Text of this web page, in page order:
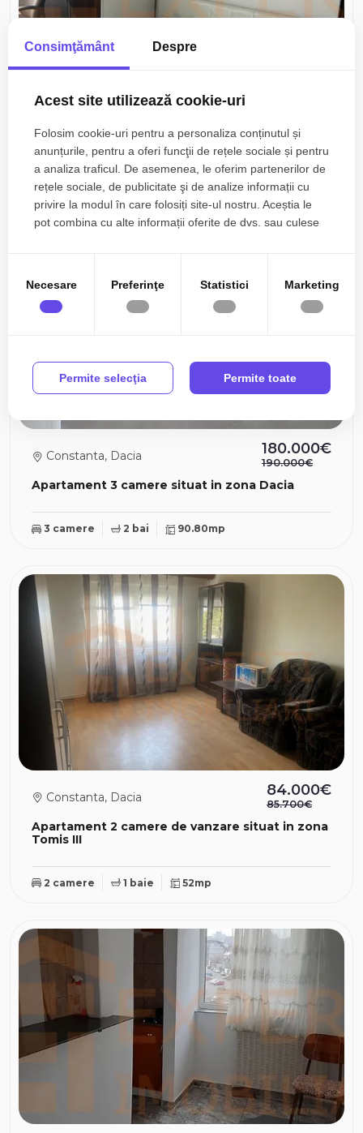
Apartament 3 camere zona Dacia, Constanta
3 camere 2 bai 64.21mp
Apartament 3 camere situat in zona Dacia
Constanta, Dacia 180.000€
190.000€
3 camere 2 bai 90.80mp
Apartament 2 camere de vanzare situat in zona
Tomis III
Constanta, Dacia 84.000€
85.700€
2 camere 1 baie 52mp
Consimţământ Despre
Acest site utilizează cookie-uri
Folosim cookie-uri pentru a personaliza conținutul și
anunțurile, pentru a oferi funcţii de rețele sociale și pentru
a analiza traficul. De asemenea, le oferim partenerilor de
rețele sociale, de publicitate şi de analize informații cu
privire la modul în care folosiți site-ul nostru. Aceștia le
pot combina cu alte informații oferite de dvs. sau culese
Necesare Preferinţe Statistici Marketing
Permite selecţia Permite toate